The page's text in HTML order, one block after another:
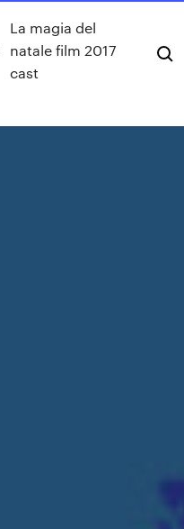
La magia del
natale film 2017
cast